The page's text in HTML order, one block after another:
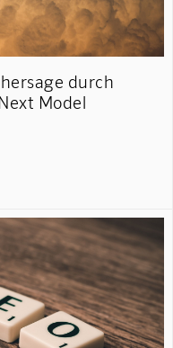
durch
Model